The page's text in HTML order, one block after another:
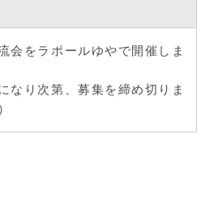
会をラポールゆやで開催しま
り次第、募集を締め切りま